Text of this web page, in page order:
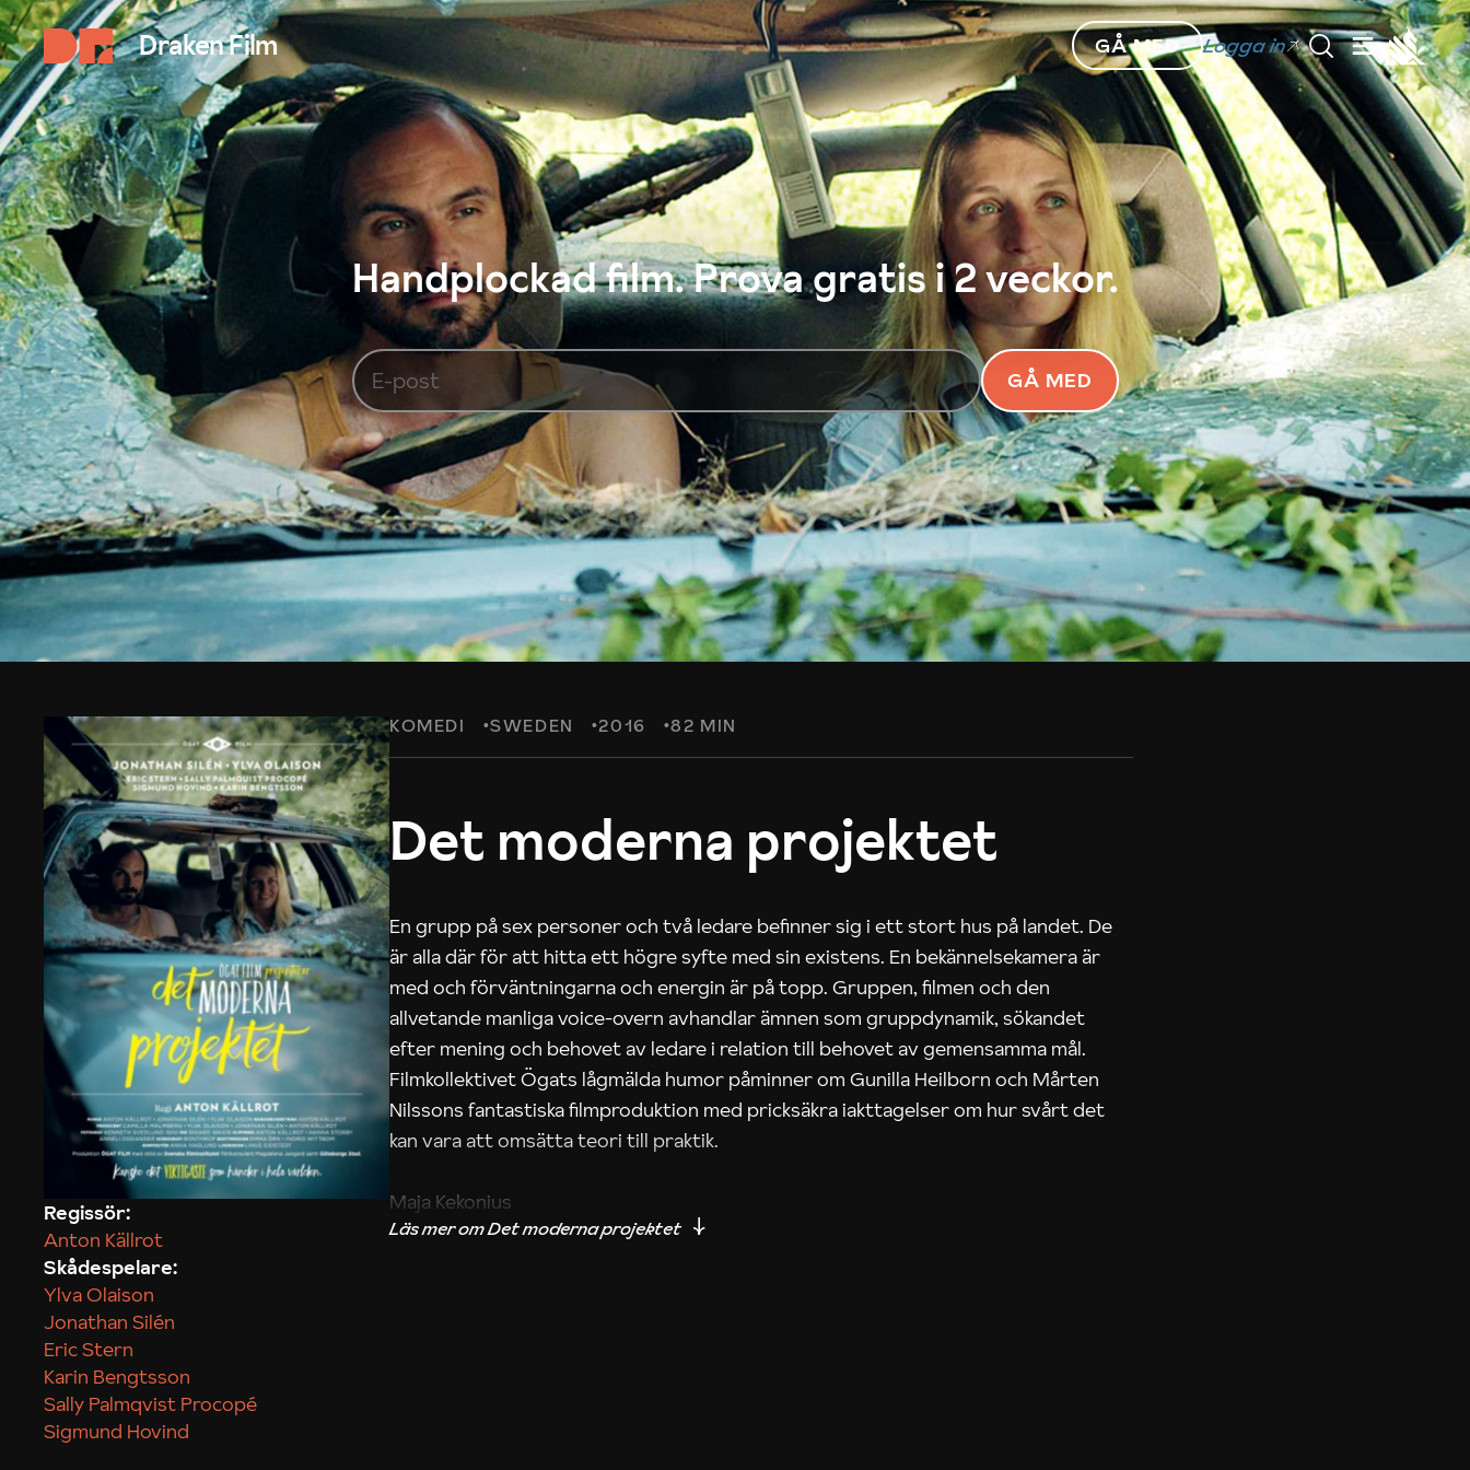
Draken Film GÅ MED Logga in
Handplockad film. Prova gratis i 2 veckor.
GÅ MED
KOMEDI SWEDEN 2016 82 MIN
Det moderna projektet
En grupp på sex personer och två ledare befinner sig i ett stort hus på landet. De
är alla där för att hitta ett högre syfte med sin existens. En bekännelsekamera är
med och förväntningarna och energin är på topp. Gruppen, filmen och den
allvetande manliga voice-overn avhandlar ämnen som gruppdynamik, sökandet
efter mening och behovet av ledare i relation till behovet av gemensamma mål.
Filmkollektivet Ögats lågmälda humor påminner om Gunilla Heilborn och Mårten
Nilssons fantastiska filmproduktion med pricksäkra iakttagelser om hur svårt det
kan vara att omsätta teori till praktik.
Maja Kekonius
Regissör:
Anton Källrot
Skådespelare:
Ylva Olaison
Jonathan Silén
Eric Stern
Karin Bengtsson
Sally Palmqvist Procopé
Sigmund Hovind